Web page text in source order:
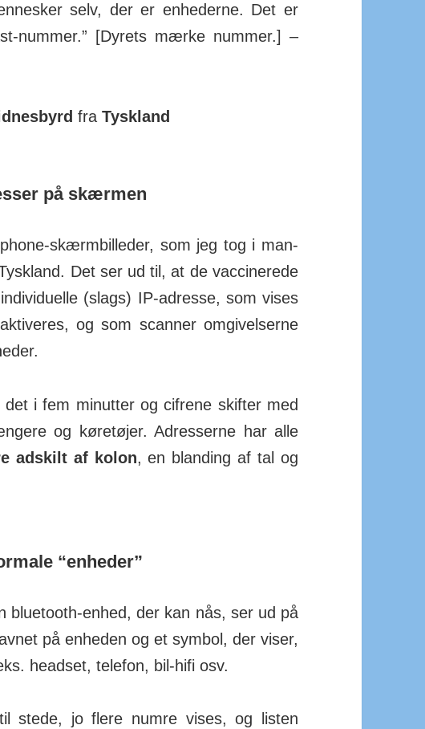
selv, der er en­he­derne. Det er
nummer.” [Dyrets mærke nummer.] –
fra Tyskland
på skærmen
skærm­billeder, som jeg tog i man­
Det ser ud til, at de vac­ci­nerede
(slags) IP-adresse, som vises
og som scanner om­giv­el­serne
i fem minutter og cifrene skifter med
og køre­tøjer. Adres­serne har alle
adskilt af kolon, en blan­ding af tal og
“enheder”
blue­tooth-enhed, der kan nås, ser ud på
på en­heden og et symbol, der viser,
headset, telefon, bil-hifi osv.
stede, jo flere numre vises, og listen